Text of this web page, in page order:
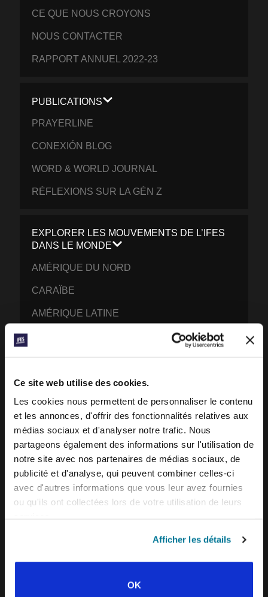
Ce site web utilise des cookies.
Les cookies nous permettent de personnaliser le contenu
et les annonces, d'offrir des fonctionnalités relatives aux
médias sociaux et d'analyser notre trafic. Nous
partageons également des informations sur l'utilisation de
notre site avec nos partenaires de médias sociaux, de
publicité et d'analyse, qui peuvent combiner celles-ci
avec d'autres informations que vous leur avez fournies
ou qu'ils ont collectées lors de votre utilisation de leurs
Afficher les détails
OK
CE QUE NOUS CROYONS
NOUS CONTACTER
RAPPORT ANNUEL 2022-23
PUBLICATIONS
PRAYERLINE
CONEXIÓN BLOG
WORD & WORLD JOURNAL
RÉFLEXIONS SUR LA GÉN Z
EXPLORER LES MOUVEMENTS DE L’IFES
DANS LE MONDE
AMÉRIQUE DU NORD
CARAÏBE
AMÉRIQUE LATINE
EPSA – AFRIQUE ANGLOPHONE ET
LUSOPHONE
EURASIE
ASIE DU SUD
ASIE DE L’EST
PARTICIPER
VOTRE DON: PERMETTRE AUX ETUDIANTS